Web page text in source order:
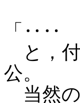
「‥‥
と，付
公。
当然の